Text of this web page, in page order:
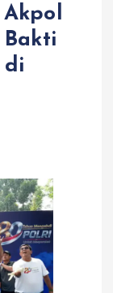
Bakti
di